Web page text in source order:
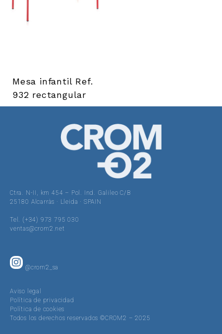
Mesa infantil Ref.
932 rectangular
Ctra. N-II, km 454 – Pol. Ind. Galileo C/B
25180 Alcarràs · Lleida · SPAIN
Tel. (+34) 973 795 030
ventas@crom2.net
@crom2_sa
Aviso legal
Política de privacidad
Política de cookies
Todos los derechos reservados ©CROM2 – 2025